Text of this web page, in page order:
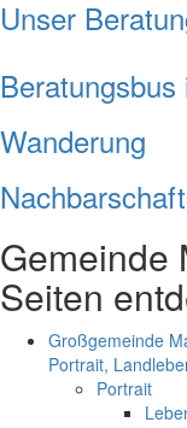
Unser
Wanderung
Gemeinde
Seiten
Großgemeinde
Portrait,
Portrait